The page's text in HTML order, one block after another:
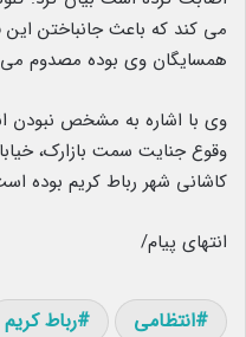
می کند که باعث جانباختن
همسایگان وی بوده مصدوم
وی با اشاره به مشخص نبودن
وقوع جنایت سمت بازارک،
کاشانی شهر رباط کریم بوده
انتهای پیام/
انتظامی رباط کریم